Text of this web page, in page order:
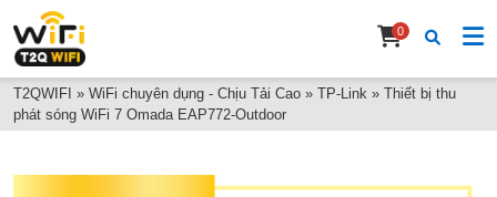
0
T2QWIFI » WiFi chuyên dụng - Chịu Tải Cao » TP-Link » Thiết bị thu
phát sóng WiFi 7 Omada EAP772-Outdoor